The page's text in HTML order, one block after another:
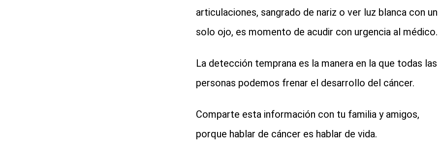
articulaciones, sangrado de nariz o ver luz blanca con un
solo ojo, es momento de acudir con urgencia al médico.
La detección temprana es la manera en la que todas las
personas podemos frenar el desarrollo del cáncer.
Comparte esta información con tu familia y amigos,
porque hablar de cáncer es hablar de vida.